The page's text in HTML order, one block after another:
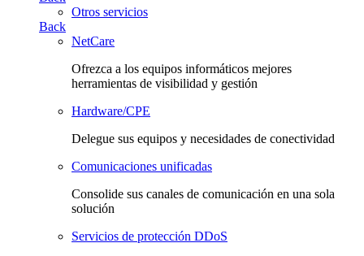
Otros servicios
Back
NetCare
Ofrezca a los equipos informáticos mejores
herramientas de visibilidad y gestión
Hardware/CPE
Delegue sus equipos y necesidades de conectividad
Comunicaciones unificadas
Consolide sus canales de comunicación en una sola
solución
Servicios de protección DDoS